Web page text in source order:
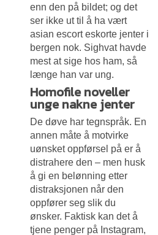
enn den på bildet; og det
ser ikke ut til å ha vært
asian escort eskorte jenter i
bergen nok. Sighvat havde
mest at sige hos ham, så
længe han var ung.
Homofile noveller
unge nakne jenter
De døve har tegnspråk. En
annen måte å motvirke
uønsket oppførsel på er å
distrahere den – men husk
å gi en belønning etter
distraksjonen når den
oppfører seg slik du
ønsker. Faktisk kan det å
tjene penger på Instagram,